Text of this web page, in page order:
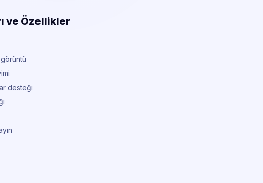
ve Özellikler
desteği